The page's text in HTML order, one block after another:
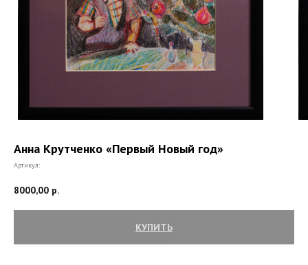
Анна Крутченко «Первый Новый год»
Артикул:
8000,00 р.
КУПИТЬ